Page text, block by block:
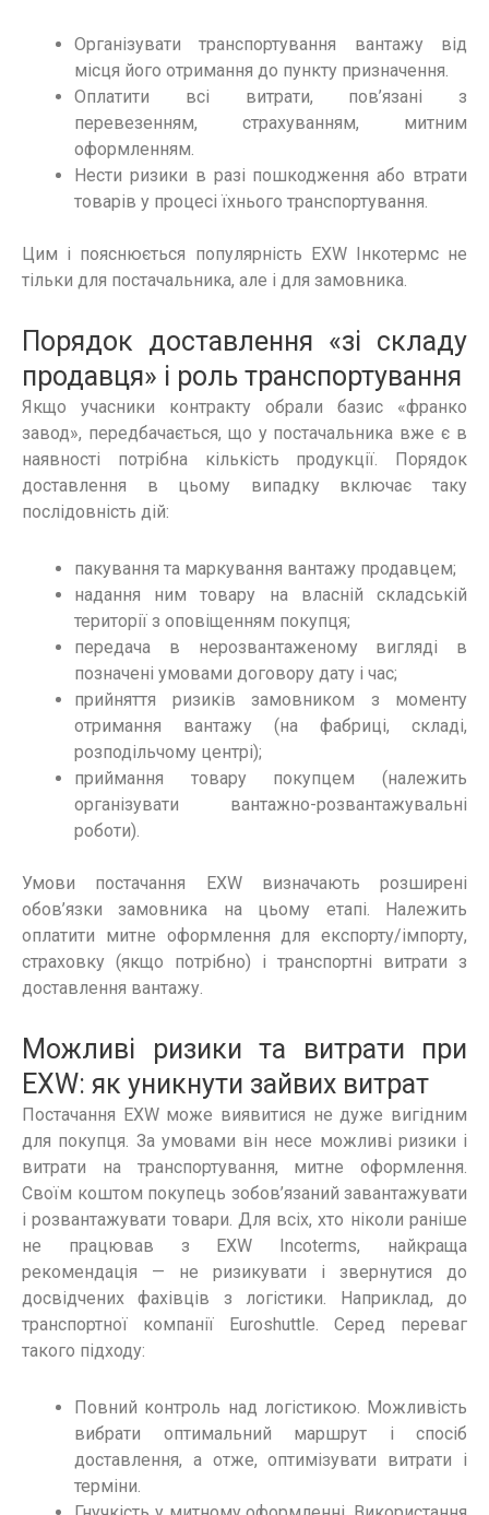
Організувати транспортування вантажу від
місця його отримання до пункту призначення.
Оплатити всі витрати, пов’язані з
перевезенням, страхуванням, митним
оформленням.
Нести ризики в разі пошкодження або втрати
товарів у процесі їхнього транспортування.
Цим і пояснюється популярність EXW Інкотермс не
тільки для постачальника, але і для замовника.
Порядок доставлення «зі складу
продавця» і роль транспортування
Якщо учасники контракту обрали базис «франко
завод», передбачається, що у постачальника вже є в
наявності потрібна кількість продукції. Порядок
доставлення в цьому випадку включає таку
послідовність дій:
пакування та маркування вантажу продавцем;
надання ним товару на власній складській
території з оповіщенням покупця;
передача в нерозвантаженому вигляді в
позначені умовами договору дату і час;
прийняття ризиків замовником з моменту
отримання вантажу (на фабриці, складі,
розподільчому центрі);
приймання товару покупцем (належить
організувати вантажно-розвантажувальні
роботи).
Умови постачання EXW визначають розширені
обов’язки замовника на цьому етапі. Належить
оплатити митне оформлення для експорту/імпорту,
страховку (якщо потрібно) і транспортні витрати з
доставлення вантажу.
Можливі ризики та витрати при
EXW: як уникнути зайвих витрат
Постачання EXW може виявитися не дуже вигідним
для покупця. За умовами він несе можливі ризики і
витрати на транспортування, митне оформлення.
Своїм коштом покупець зобов’язаний завантажувати
і розвантажувати товари. Для всіх, хто ніколи раніше
не працював з EXW Incoterms, найкраща
рекомендація — не ризикувати і звернутися до
досвідчених фахівців з логістики. Наприклад, до
транспортної компанії Euroshuttle. Серед переваг
такого підходу:
Повний контроль над логістикою. Можливість
вибрати оптимальний маршрут і спосіб
доставлення, а отже, оптимізувати витрати і
терміни.